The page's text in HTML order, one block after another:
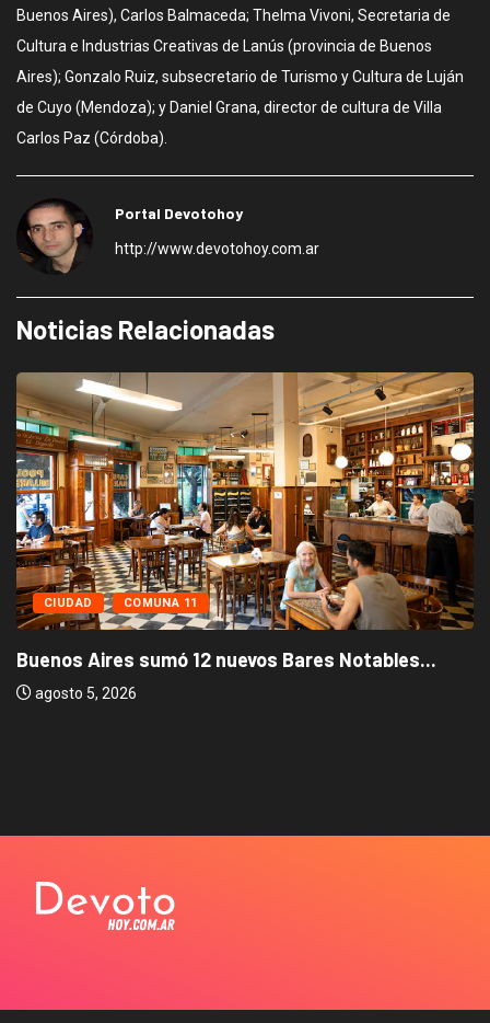
Buenos Aires), Carlos Balmaceda; Thelma Vivoni, Secretaria de
Cultura e Industrias Creativas de Lanús (provincia de Buenos
Aires); Gonzalo Ruiz, subsecretario de Turismo y Cultura de Luján
de Cuyo (Mendoza); y Daniel Grana, director de cultura de Villa
Carlos Paz (Córdoba).
Portal Devotohoy
http://www.devotohoy.com.ar
Noticias Relacionadas
CIUDAD COMUNA 11
Buenos Aires sumó 12 nuevos Bares Notables...
agosto 5, 2026